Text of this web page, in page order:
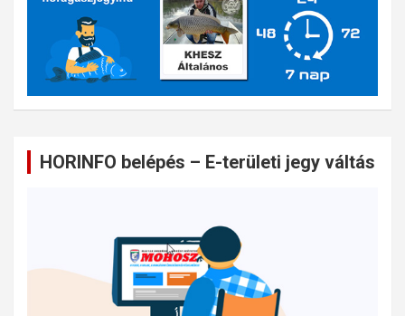
HORINFO belépés – E-területi jegy váltás